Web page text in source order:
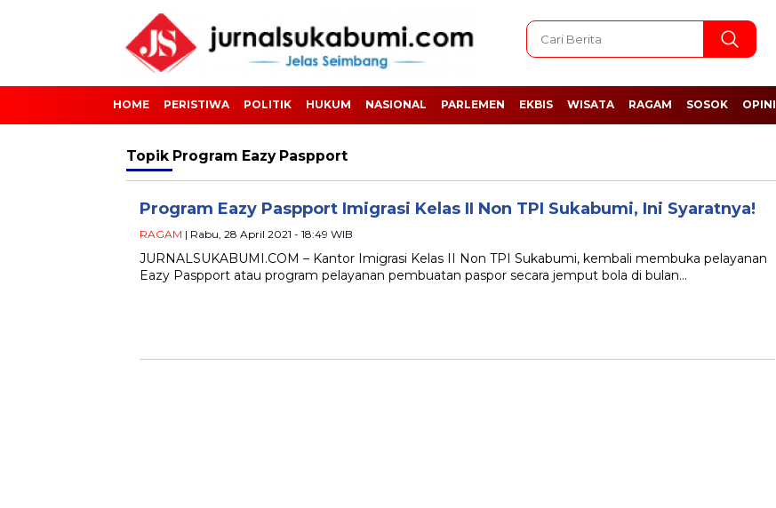
HOME PERISTIWA POLITIK HUKUM NASIONAL PARLEMEN EKBIS WISATA RAGAM SOSOK OPINI
Topik Program Eazy Paspport
Program Eazy Paspport Imigrasi Kelas II Non TPI Sukabumi, Ini Syaratnya!
RAGAM | Rabu, 28 April 2021 - 18:49 WIB
JURNALSUKABUMI.COM – Kantor Imigrasi Kelas II Non TPI Sukabumi, kembali membuka pelayanan
Eazy Paspport atau program pelayanan pembuatan paspor secara jemput bola di bulan…